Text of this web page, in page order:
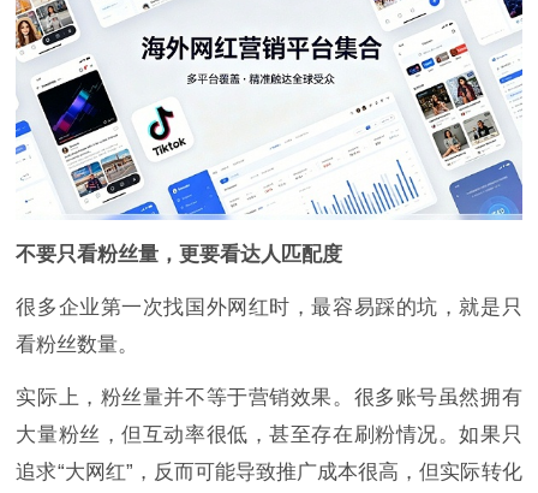
不要只看粉丝量，更要看达人匹配度
很多企业第一次找国外网红时，最容易踩的坑，就是只
看粉丝数量。
实际上，粉丝量并不等于营销效果。很多账号虽然拥有
大量粉丝，但互动率很低，甚至存在刷粉情况。如果只
追求“大网红”，反而可能导致推广成本很高，但实际转化